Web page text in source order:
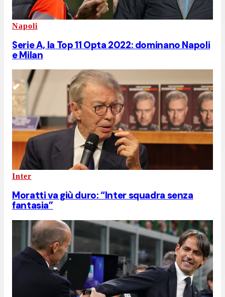
Napoli
Serie A, la Top 11 Opta 2022: dominano Napoli
e Milan
Inter
Moratti va giù duro: “Inter squadra senza
fantasia”